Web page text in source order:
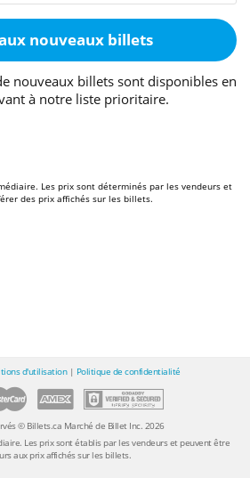
nouveaux billets
nouveaux billets sont disponibles en
à notre liste prioritaire.
Les prix sont déterminés par les vendeurs et
des prix affichés sur les billets.
d'utilisation| Politique de confidentialité
© Billets.ca Marché de Billet Inc. 2026
Les prix sont établis par les vendeurs et peuvent être
aux prix affichés sur les billets.